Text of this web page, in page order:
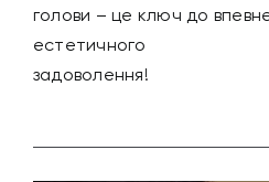
голови – це ключ до
естетичного
задоволення!